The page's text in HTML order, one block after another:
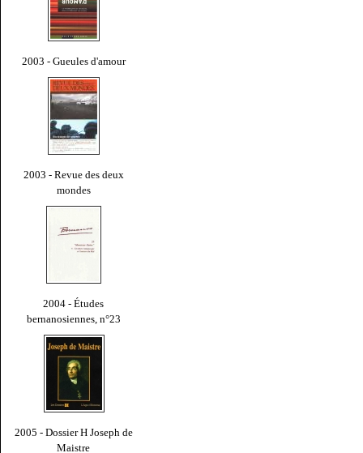
2003 - Gueules d'amour
2003 - Revue des deux
mondes
2004 - Études
bernanosiennes, n°23
2005 - Dossier H Joseph de
Maistre